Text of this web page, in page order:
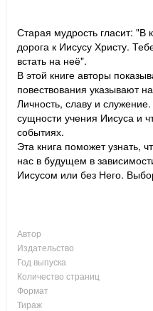
Старая мудрость гласит:
дорога к Иисусу Христу.
встать на неё".
В этой книге авторы
повествования указывают
Личность, славу и
сущности учения Иисуса и
событиях.
Эта книга поможет узнать,
нас в будущем в
Иисусом или без Него.
Автор
Издательство
Год выпуска
Количество страниц
Формат
Тираж